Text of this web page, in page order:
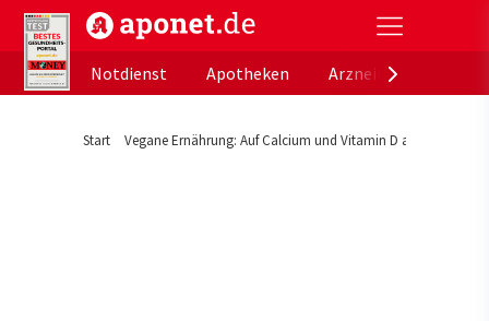
aponet.de - Das offizielle Gesundheitsportal der
Notdienst
Apotheken
Start Vegane Ernährung: Auf Calcium und Vitamin D achten